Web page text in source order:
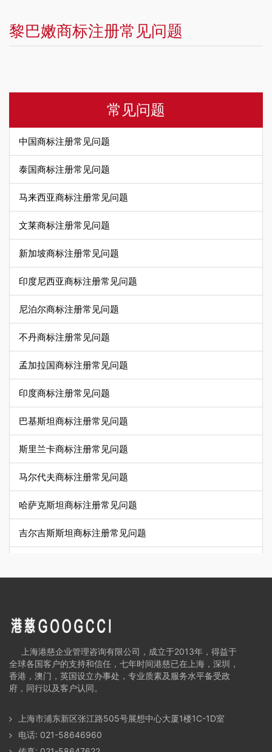
黎巴嫩商标注册常见问题
常见问题
中国商标注册常见问题
泰国商标注册常见问题
马来西亚商标注册常见问题
文莱商标注册常见问题
新加坡商标注册常见问题
印度尼西亚商标注册常见问题
尼泊尔商标注册常见问题
不丹商标注册常见问题
孟加拉国商标注册常见问题
印度商标注册常见问题
巴基斯坦商标注册常见问题
斯里兰卡商标注册常见问题
马尔代夫商标注册常见问题
哈萨克斯坦商标注册常见问题
吉尔吉斯斯坦商标注册常见问题
土库曼斯坦商标注册常见问题
阿富汗商标注册常见问题
伊拉克商标注册常见问题
叙利亚商标注册常见问题
上海港慈企业管理咨询有限公司，成立于2013年，得益于
全球各国客户的支持和信任，七年时间港慈已在上海，深圳，
香港，澳门，英国设立办事处，专业质素及服务水平备受政
府，同行以及客户认同。
上海市浦东新区张江路505号展想中心大厦1楼1C-1D室
电话: 021-58646960